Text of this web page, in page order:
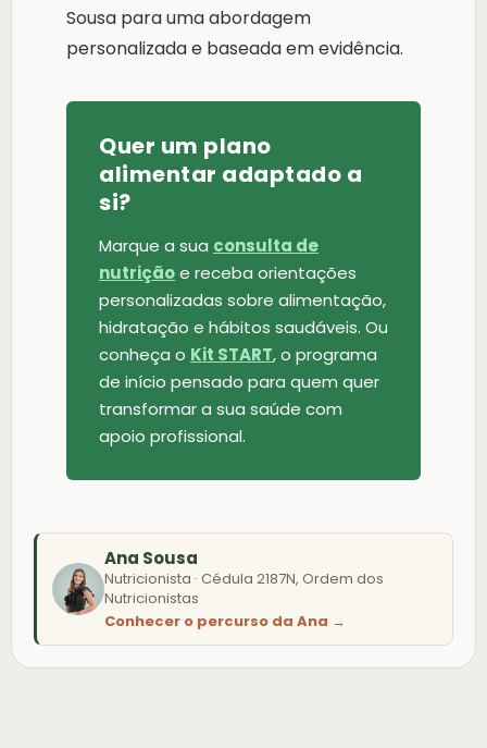
Sousa para uma abordagem
personalizada e baseada em evidência.
Quer um plano
alimentar adaptado a
si?
Marque a sua consulta de
nutriçãoe receba orientações
personalizadas sobre alimentação,
hidratação e hábitos saudáveis. Ou
conheça o Kit START, o programa
de início pensado para quem quer
transformar a sua saúde com
apoio profissional.
Ana Sousa
Nutricionista · Cédula 2187N, Ordem dos
Nutricionistas
Conhecer o percurso da Ana →